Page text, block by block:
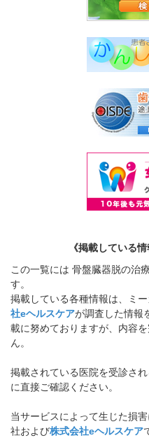
《掲載している
この一覧には 骨盤臓器脱の治
す。
掲載している各種情報は、ミ
社eヘルスケアが調査した情報
載に努めておりますが、内容
ん。
掲載されている医院を受診さ
に直接ご確認ください。
当サービスによって生じた損
社および株式会社eヘルスケア